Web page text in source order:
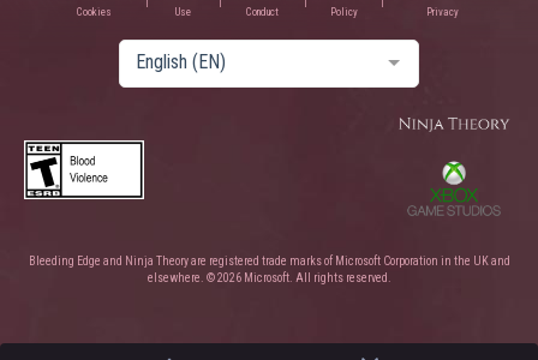
Cookies
Use
Conduct
Policy
Privacy
English (EN)
Bleeding Edge and Ninja Theory are registered trade marks of Microsoft Corporation in the UK and
elsewhere. © 2026 Microsoft. All rights reserved.